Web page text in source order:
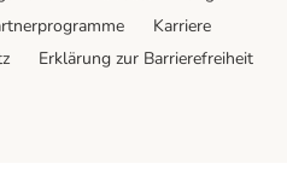
Karriere
Erklärung zur Barrierefreiheit